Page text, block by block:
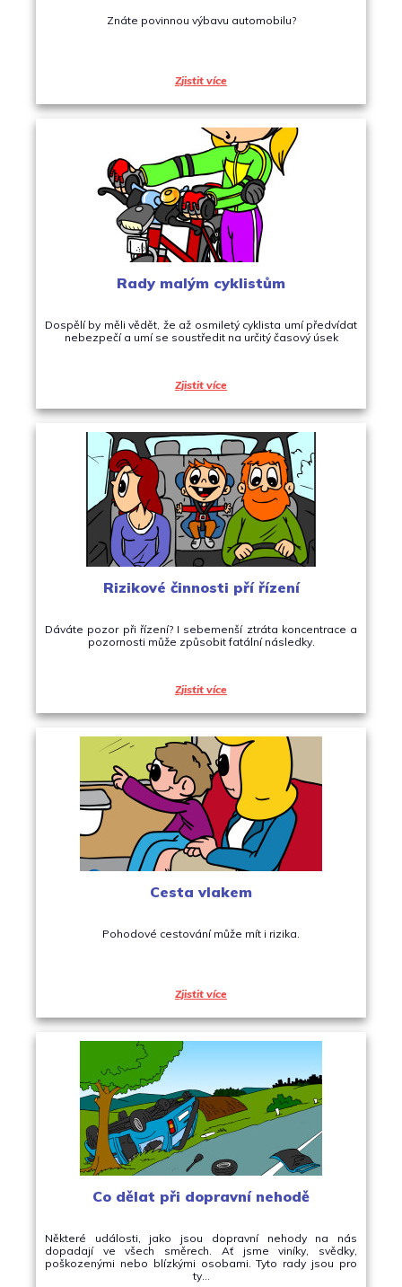
Znáte povinnou výbavu automobilu?
Zjistit více
Rady malým cyklistům
Dospělí by měli vědět, že až osmiletý cyklista umí předvídat
nebezpečí a umí se soustředit na určitý časový úsek
Zjistit více
Rizikové činnosti pří řízení
Dáváte pozor při řízení? I sebemenší ztráta koncentrace a
pozornosti může způsobit fatální následky.
Zjistit více
Cesta vlakem
Pohodové cestování může mít i rizika.
Zjistit více
Co dělat při dopravní nehodě
Některé události, jako jsou dopravní nehody na nás
dopadají ve všech směrech. Ať jsme viníky, svědky,
poškozenými nebo blízkými osobami. Tyto rady jsou pro
ty…